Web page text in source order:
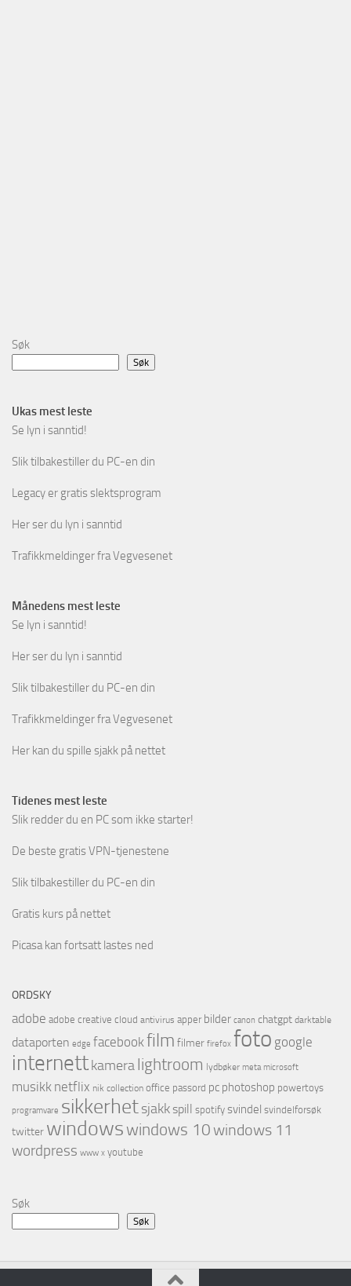
Søk
Søk
Ukas mest leste
Se lyn i sanntid!
Slik tilbakestiller du PC-en din
Legacy er gratis slektsprogram
Her ser du lyn i sanntid
Trafikkmeldinger fra Vegvesenet
Månedens mest leste
Se lyn i sanntid!
Her ser du lyn i sanntid
Slik tilbakestiller du PC-en din
Trafikkmeldinger fra Vegvesenet
Her kan du spille sjakk på nettet
Tidenes mest leste
Slik redder du en PC som ikke starter!
De beste gratis VPN-tjenestene
Slik tilbakestiller du PC-en din
Gratis kurs på nettet
Picasa kan fortsatt lastes ned
ORDSKY
adobe adobe creative cloud antivirus apper bilder canon chatgpt darktable
dataporten edge facebookfilm filmer firefox foto google
internettkameralightroom lydbøker meta microsoft
musikk netflix nik collection office passord pc photoshop powertoys
programvare sikkerhetsjakkspill spotify svindel svindelforsøk
twitter windows windows 10windows 11
wordpress www x youtube
Søk
Søk